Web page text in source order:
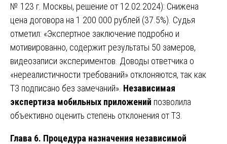
№ 123 г. Москвы, решение от 12.02.2024): Снижена
цена договора на 1 200 000 рублей (37.5%). Судья
отметил: «Экспертное заключение подробно и
мотивированно, содержит результаты 50 замеров,
видеозаписи экспериментов. Доводы ответчика о
«нереалистичности требований» отклоняются, так как
ТЗ подписано без замечаний». Независимая
экспертиза мобильных приложений позволила
объективно оценить степень отклонения от ТЗ.
Глава 6. Процедура назначения независимой